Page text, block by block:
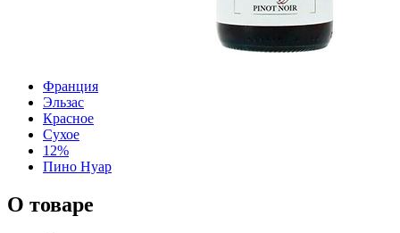
Франция
Эльзас
Красное
Сухое
12%
Пино Нуар
О товаре